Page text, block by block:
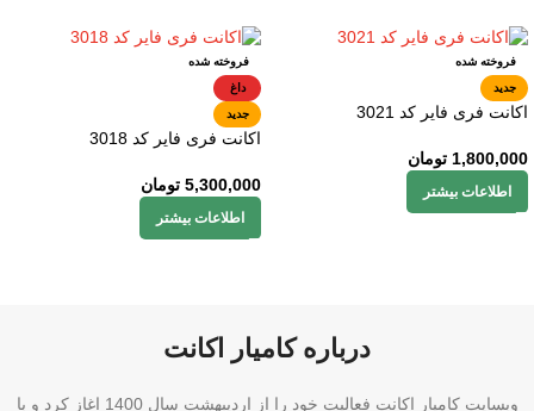
فروخته شده
جدید
اکانت فری فایر کد 3021
1,800,000 تومان
اطلاعات بیشتر
فروخته شده
داغ
جدید
اکانت فری فایر کد 3018
5,300,000 تومان
اطلاعات بیشتر
درباره کامیار اکانت
وبسایت کامیار اکانت فعالیت خود را از اردیبهشت سال 1400 اغاز کرد و با